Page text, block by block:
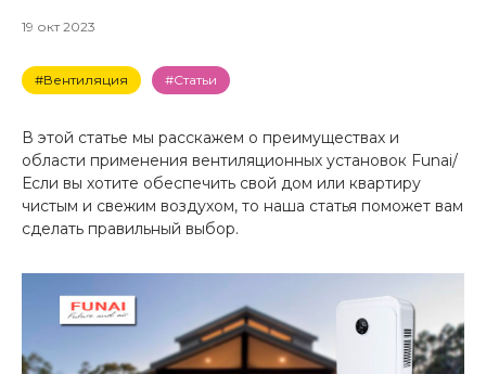
19 окт 2023
#Вентиляция #Статьи
В этой статье мы расскажем о преимуществах и
области применения вентиляционных установок Funai/
Если вы хотите обеспечить свой дом или квартиру
чистым и свежим воздухом, то наша статья поможет вам
сделать правильный выбор.